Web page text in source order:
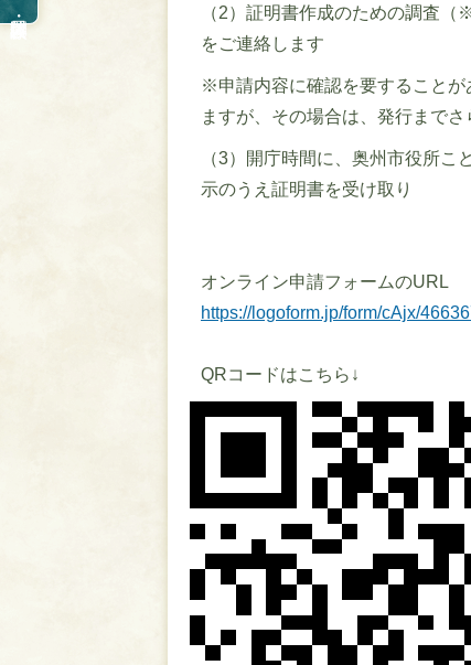
（2）証明書作成のための調査
をご連絡します
※申請内容に確認を要することが
ますが、その場合は、発行まで
（3）開庁時間に、奥州市役所
示のうえ証明書を受け取り
オンライン申請フォームのURL
https://logoform.jp/form/cAjx/
QRコードはこちら↓